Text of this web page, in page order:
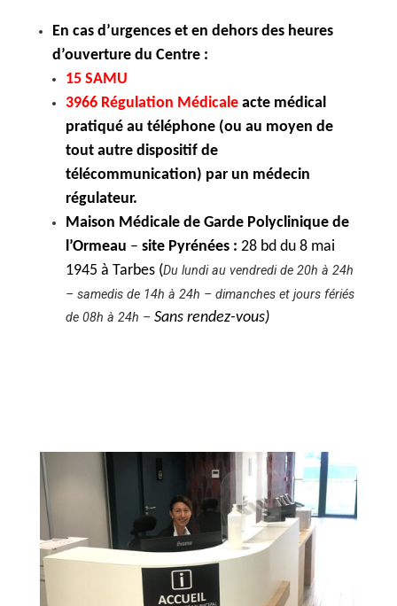
En cas d’urgences et en dehors des heures
d’ouverture du Centre :
15 SAMU
3966 Régulation Médicale acte médical
pratiqué au téléphone (ou au moyen de
tout autre dispositif de
télécommunication) par un médecin
régulateur.
Maison Médicale de Garde Polyclinique de
l’Ormeau – site Pyrénées : 28 bd du 8 mai
1945 à Tarbes (Du lundi au vendredi de 20h à 24h
– samedis de 14h à 24h – dimanches et jours fériés
de 08h à 24h – Sans rendez-vous)